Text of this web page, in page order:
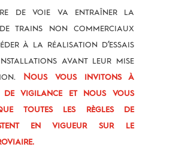
de voie va entraîner la
trains non commerciaux
à la réalisation d’essais
avant leur mise
Nous vous invitons à
de vigilance et nous vous
toutes les règles de
en vigueur sur le